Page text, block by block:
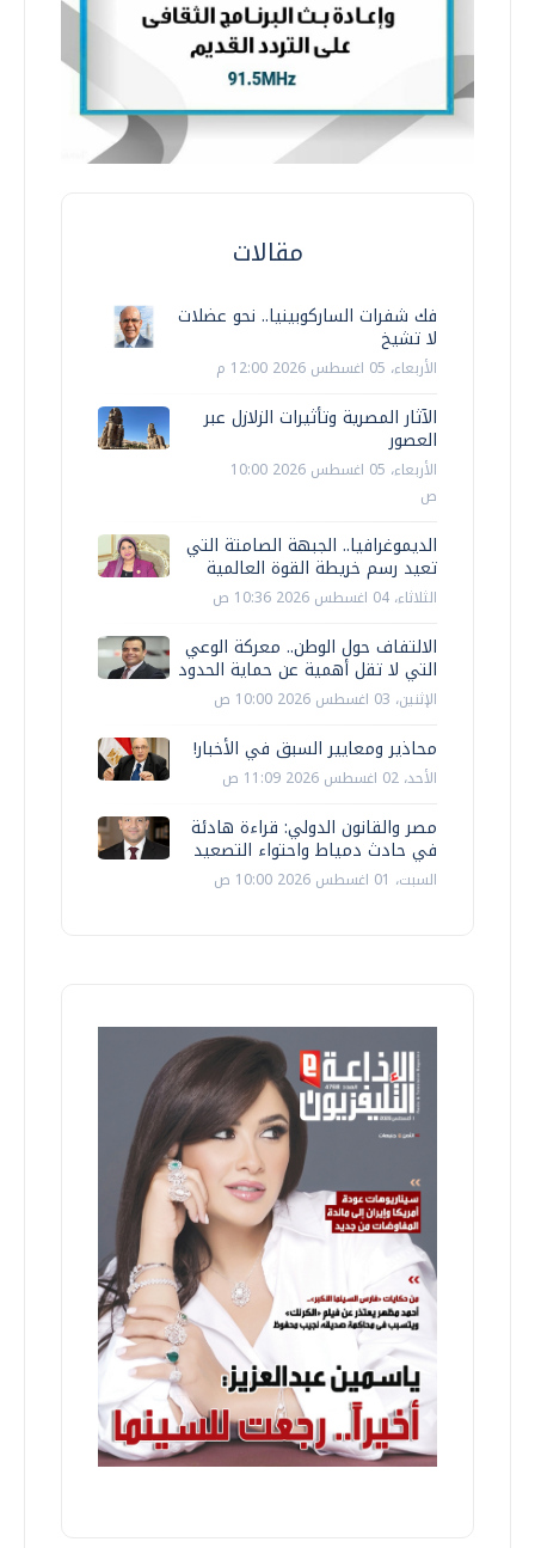
مقالات
فك شفرات الساركوبينيا.. نحو عضلات
لا تشيخ
الأربعاء، 05 اغسطس 2026 12:00 م
الآثار المصرية وتأثيرات الزلازل عبر
العصور
الأربعاء، 05 اغسطس 2026 10:00
ص
الديموغرافيا.. الجبهة الصامتة التي
تعيد رسم خريطة القوة العالمية
الثلاثاء، 04 اغسطس 2026 10:36 ص
الالتفاف حول الوطن.. معركة الوعي
التي لا تقل أهمية عن حماية الحدود
الإثنين، 03 اغسطس 2026 10:00 ص
محاذير ومعايير السبق في الأخبار!
الأحد، 02 اغسطس 2026 11:09 ص
مصر والقانون الدولي: قراءة هادئة
في حادث دمياط واحتواء التصعيد
السبت، 01 اغسطس 2026 10:00 ص